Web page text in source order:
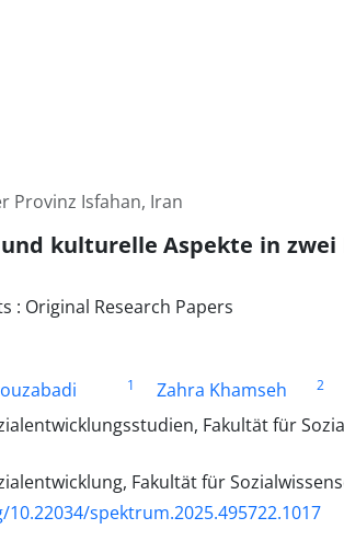
Provinz Isfahan, Iran
kulturelle Aspekte in
: Original Research Papers
1 Zahra Khamseh
2
Fakultät für
Fakultät für
spektrum.2025.495722.1017